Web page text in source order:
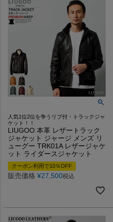
人気1位2位を争うリブ付・トラックジャ
ケット！！
LIUGOO 本革 レザートラック
ジャケット ジャージ メンズ リ
ューグー TRK01A レザージャケ
ット ライダースジャケット
クーポン利用で10％OFF
販売価格 ¥27,500税込